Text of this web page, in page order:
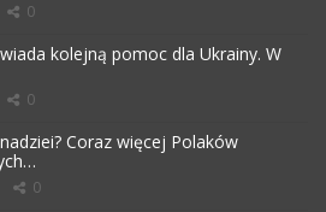
0
kolejną pomoc dla Ukrainy. W
0
Coraz więcej Polaków
0